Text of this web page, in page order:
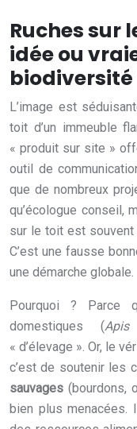
Ruches sur
idée ou
biodiversité
L’image est
toit d’un immeuble
« produit sur site »
outil de
que de nombreux
qu’écologue conseil,
sur le toit est souvent
C’est une fausse
une démarche globale.
Pourquoi ? Parce
domestiques (Apis
« d’élevage ». Or, le
c’est de soutenir les
sauvages (bourdons,
bien plus menacées.